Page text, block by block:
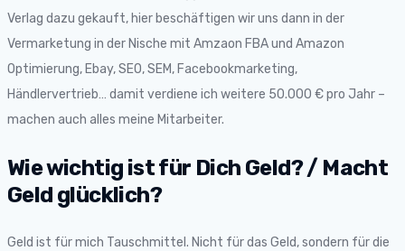
Verlag dazu gekauft, hier beschäftigen wir uns dann in der
Vermarketung in der Nische mit Amzaon FBA und Amazon
Optimierung, Ebay, SEO, SEM, Facebookmarketing,
Händlervertrieb… damit verdiene ich weitere 50.000 € pro Jahr –
machen auch alles meine Mitarbeiter.
Wie wichtig ist für Dich Geld? / Macht
Geld glücklich?
Geld ist für mich Tauschmittel. Nicht für das Geld, sondern für die